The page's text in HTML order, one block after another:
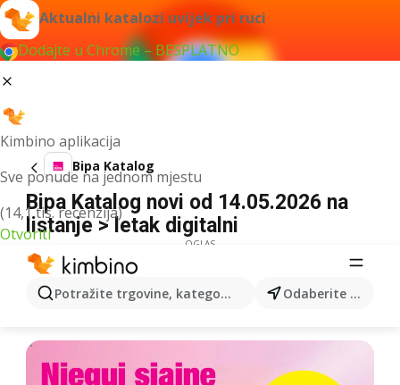
Aktualni katalozi uvijek pri ruci
Dodajte u Chrome – BESPLATNO
Kimbino aplikacija
Sve ponude na jednom mjestu
(14,1 tis. recenzija)
Otvoriti
Potražite trgovine, kategorije, proizvode... Odaberite grad
Bipa Katalog
Bipa Katalog novi od 14.05.2026 na
listanje > letak digitalni
OGLAS